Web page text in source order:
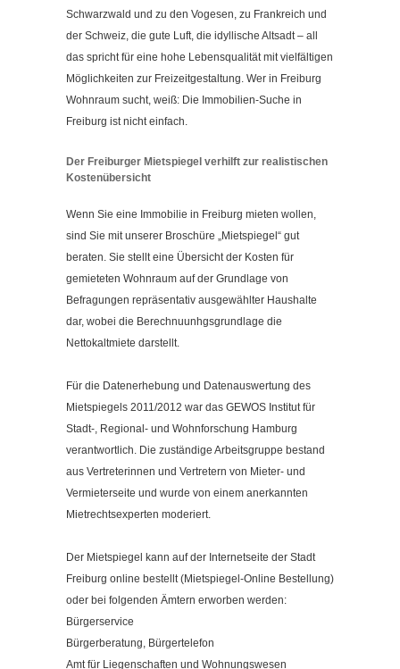
Schwarzwald und zu den Vogesen, zu Frankreich und
der Schweiz, die gute Luft, die idyllische Altsadt – all
das spricht für eine hohe Lebensqualität mit vielfältigen
Möglichkeiten zur Freizeitgestaltung. Wer in Freiburg
Wohnraum sucht, weiß: Die Immobilien-Suche in
Freiburg ist nicht einfach.
Der Freiburger Mietspiegel verhilft zur realistischen
Kostenübersicht
Wenn Sie eine Immobilie in Freiburg mieten wollen,
sind Sie mit unserer Broschüre „Mietspiegel“ gut
beraten. Sie stellt eine Übersicht der Kosten für
gemieteten Wohnraum auf der Grundlage von
Befragungen repräsentativ ausgewählter Haushalte
dar, wobei die Berechnuunhgsgrundlage die
Nettokaltmiete darstellt.
Für die Datenerhebung und Datenauswertung des
Mietspiegels 2011/2012 war das GEWOS Institut für
Stadt-, Regional- und Wohnforschung Hamburg
verantwortlich. Die zuständige Arbeitsgruppe bestand
aus Vertreterinnen und Vertretern von Mieter- und
Vermieterseite und wurde von einem anerkannten
Mietrechtsexperten moderiert.
Der Mietspiegel kann auf der Internetseite der Stadt
Freiburg online bestellt (Mietspiegel-Online Bestellung)
oder bei folgenden Ämtern erworben werden:
Bürgerservice
Bürgerberatung, Bürgertelefon
Amt für Liegenschaften und Wohnungswesen